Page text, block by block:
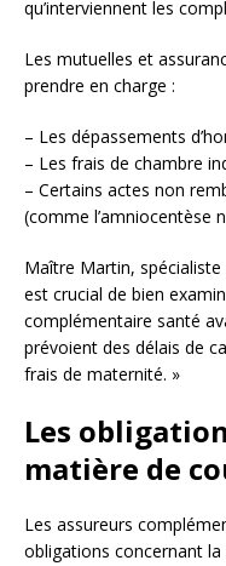
qu’interviennent les
Les mutuelles et
prendre en charge :
– Les dépassements
– Les frais de chambre
– Certains actes non
(comme l’amniocentèse
Maître Martin,
est crucial de bien
complémentaire santé
prévoient des délais de
frais de maternité. »
Les
matière de
Les assureurs
obligations concernant